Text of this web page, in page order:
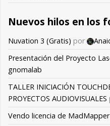
Nuevos hilos en los
Nuvation 3 (Gratis) por
Presentación del Proyecto
gnomalab
TALLER INICIACIÓN
PROYECTOS AUDIOVISUALES
Vendo licencia de MadMapper